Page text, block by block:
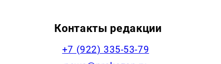
Контакты редакции
+7 (922) 335-53-79